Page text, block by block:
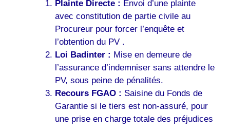
Plainte Directe : Envoi d’une plainte
avec constitution de partie civile au
Procureur pour forcer l’enquête et
l’obtention du PV .
Loi Badinter : Mise en demeure de
l’assurance d’indemniser sans attendre le
PV, sous peine de pénalités.
Recours FGAO : Saisine du Fonds de
Garantie si le tiers est non-assuré, pour
une prise en charge totale des préjudices